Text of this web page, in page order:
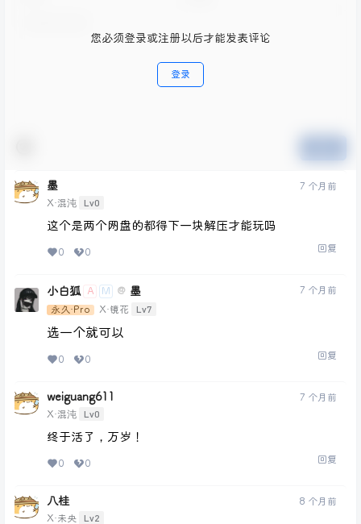
您必须登录或注册以后才能发表评论
登录
墨
X·混沌 Lv0
7 个月前
这个是两个网盘的都得下一块解压才能玩吗
0 0 回复
小白狐 A M @ 墨
永久·Pro X·镜花 Lv7
7 个月前
选一个就可以
0 0 回复
weiguang611
X·混沌 Lv0
7 个月前
终于活了，万岁！
0 0 回复
八桂
X·未央 Lv2
8 个月前